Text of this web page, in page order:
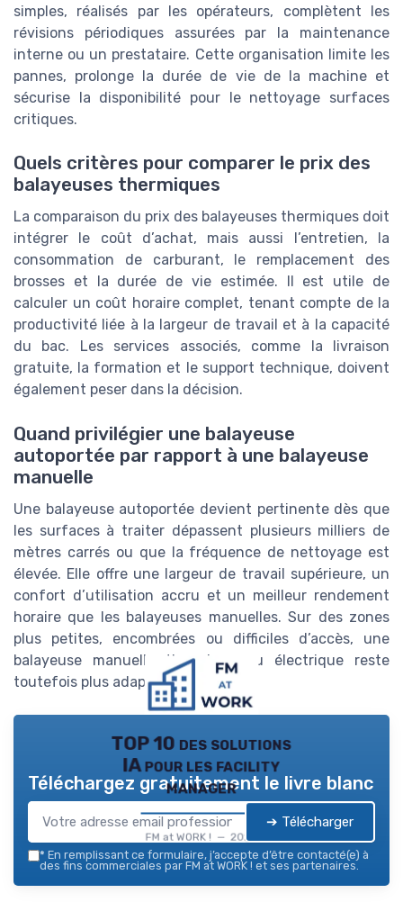
simples, réalisés par les opérateurs, complètent les
révisions périodiques assurées par la maintenance
interne ou un prestataire. Cette organisation limite les
pannes, prolonge la durée de vie de la machine et
sécurise la disponibilité pour le nettoyage surfaces
critiques.
Quels critères pour comparer le prix des
balayeuses thermiques
La comparaison du prix des balayeuses thermiques doit
intégrer le coût d’achat, mais aussi l’entretien, la
consommation de carburant, le remplacement des
brosses et la durée de vie estimée. Il est utile de
calculer un coût horaire complet, tenant compte de la
productivité liée à la largeur de travail et à la capacité
du bac. Les services associés, comme la livraison
gratuite, la formation et le support technique, doivent
également peser dans la décision.
Quand privilégier une balayeuse
autoportée par rapport à une balayeuse
manuelle
Une balayeuse autoportée devient pertinente dès que
les surfaces à traiter dépassent plusieurs milliers de
mètres carrés ou que la fréquence de nettoyage est
élevée. Elle offre une largeur de travail supérieure, un
confort d’utilisation accru et un meilleur rendement
horaire que les balayeuses manuelles. Sur des zones
plus petites, encombrées ou difficiles d’accès, une
balayeuse manuelle thermique ou électrique reste
toutefois plus adaptée.
TOP 10 des solutions
IA pour les facility
manager
FM at WORK ! — 2026
Téléchargez gratuitement le livre blanc
➔ Télécharger
* En remplissant ce formulaire, j’accepte d’être contacté(e) à
des fins commerciales par FM at WORK ! et ses partenaires.